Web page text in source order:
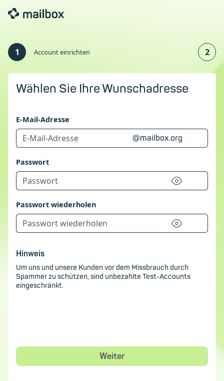
1 Account einrichten 2
Wählen Sie Ihre Wunschadresse
E-Mail-Adresse
@mailbox.org
Passwort
Passwort wiederholen
Hinweis
Um uns und unsere Kunden vor dem Missbrauch durch
Spammer zu schützen, sind unbezahlte Test-Accounts
eingeschränkt.
Weiter